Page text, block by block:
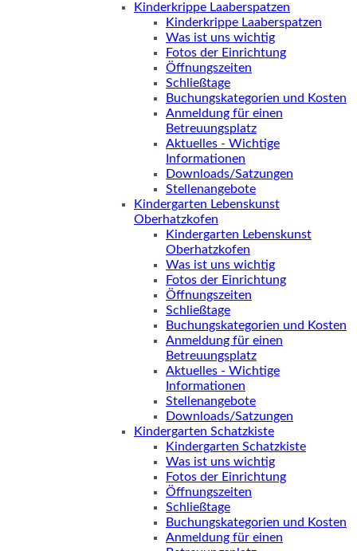
Kinderkrippe Laaberspatzen
Kinderkrippe Laaberspatzen
Was ist uns wichtig
Fotos der Einrichtung
Öffnungszeiten
Schließtage
Buchungskategorien und Kosten
Anmeldung für einen
Betreuungsplatz
Aktuelles - Wichtige
Informationen
Downloads/Satzungen
Stellenangebote
Kindergarten Lebenskunst
Oberhatzkofen
Kindergarten Lebenskunst
Oberhatzkofen
Was ist uns wichtig
Fotos der Einrichtung
Öffnungszeiten
Schließtage
Buchungskategorien und Kosten
Anmeldung für einen
Betreuungsplatz
Aktuelles - Wichtige
Informationen
Stellenangebote
Downloads/Satzungen
Kindergarten Schatzkiste
Kindergarten Schatzkiste
Was ist uns wichtig
Fotos der Einrichtung
Öffnungszeiten
Schließtage
Buchungskategorien und Kosten
Anmeldung für einen